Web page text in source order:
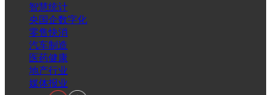
智慧统计
央国企数字化
零售快消
汽车制造
医药健康
地产行业
媒体报业